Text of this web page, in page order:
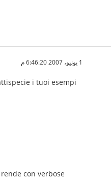
1 يونيو، 2007 6:46:20 م
i tuoi esempi
con verbose